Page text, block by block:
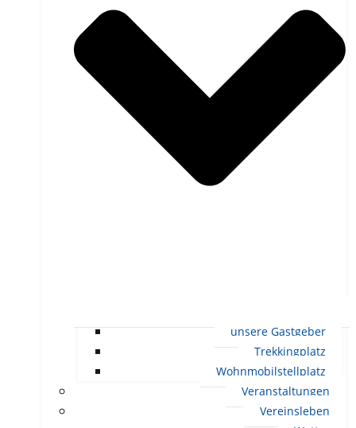
unsere Gastgeber
Trekkingplatz
Wohnmobilstellplatz
Veranstaltungen
Vereinsleben